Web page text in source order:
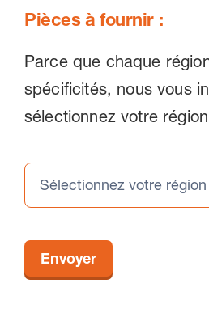
Pièces à fournir :
Parce que chaque
spécificités, nous vous
sélectionnez votre
Envoyer